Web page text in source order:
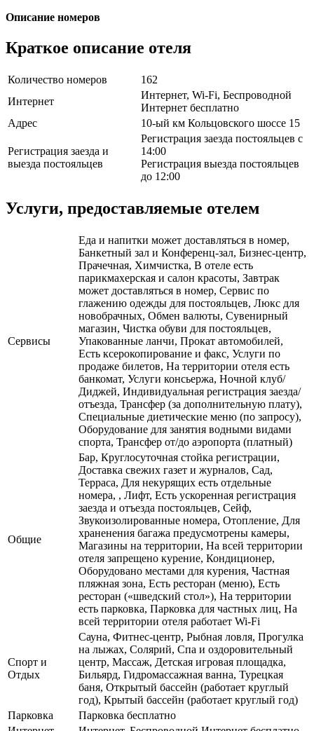
Описание номеров
Краткое описание отеля
Количество номеров
162
Интернет
Интернет, Wi-Fi, Беспроводной
Интернет бесплатно
Адрес
10-ый км Кольцовского шоссе 15
Регистрация заезда и
выезда постояльцев
Регистрация заезда постояльцев с
14:00
Регистрация выезда постояльцев
до 12:00
Услуги, предоставляемые отелем
Сервисы
Еда и напитки может доставляться в номер,
Банкетный зал и Конференц-зал, Бизнес-центр,
Прачечная, Химчистка, В отеле есть
парикмахерская и салон красоты, Завтрак
может доставляться в номер, Сервис по
глажению одежды для постояльцев, Люкс для
новобрачных, Обмен валюты, Сувенирный
магазин, Чистка обуви для постояльцев,
Упакованные ланчи, Прокат автомобилей,
Есть ксерокопирование и факс, Услуги по
продаже билетов, На территории отеля есть
банкомат, Услуги консьержа, Ночной клуб/
Диджей, Индивидуальная регистрация заезда/
отъезда, Трансфер (за дополнительную плату),
Специальные диетические меню (по запросу),
Оборудование для занятия водными видами
спорта, Трансфер от/до аэропорта (платный)
Общие
Бар, Круглосуточная стойка регистрации,
Доставка свежих газет и журналов, Сад,
Терраса, Для некурящих есть отдельные
номера, , Лифт, Есть ускоренная регистрация
заезда и отъезда постояльцев, Сейф,
Звукоизолированные номера, Отопление, Для
храненения багажа предусмотрены камеры,
Магазины на территории, На всей территории
отеля запрещено курение, Кондиционер,
Оборудовано местами для курения, Частная
пляжная зона, Есть ресторан (меню), Есть
ресторан («шведский стол»), На территории
есть парковка, Парковка для частных лиц, На
всей территории отеля работает Wi-Fi
Спорт и
Отдых
Сауна, Фитнес-центр, Рыбная ловля, Прогулка
на лыжах, Солярий, Спа и оздоровительный
центр, Массаж, Детская игровая площадка,
Бильярд, Гидромассажная ванна, Турецкая
баня, Открытый бассейн (работает круглый
год), Крытый бассейн (работает круглый год)
Парковка
Парковка бесплатно